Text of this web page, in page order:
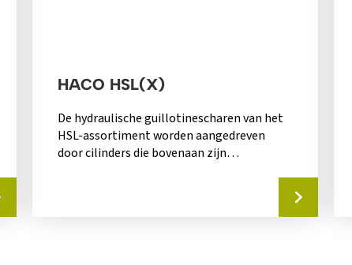
HACO HSL(X)
De hydraulische guillotinescharen van het
HSL-assortiment worden aangedreven
door cilinders die bovenaan zijn